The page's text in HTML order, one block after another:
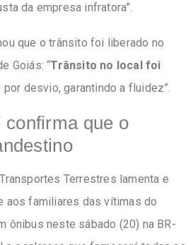
da empresa infratora”.
que o trânsito foi liberado no
Goiás: “Trânsito no local foi
desvio, garantindo a fluidez”.
confirma que o
Terrestres lamenta e
aos familiares das vítimas do
ônibus neste sábado (20) na BR-